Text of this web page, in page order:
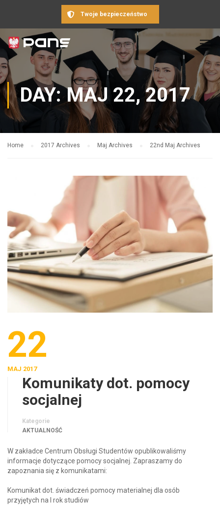
Twoje bezpieczeństwo
DAY: MAJ 22, 2017
Home 2017 Archives Maj Archives 22nd Maj Archives
22
MAJ 2017
Komunikaty dot. pomocy
socjalnej
Kategorie
AKTUALNOŚĆ
W zakładce Centrum Obsługi Studentów opublikowaliśmy
informacje dotyczące pomocy socjalnej. Zapraszamy do
zapoznania się z komunikatami:
Komunikat dot. świadczeń pomocy materialnej dla osób
przyjętych na I rok studiów